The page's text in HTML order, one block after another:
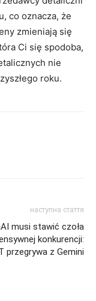
co oznacza, że
zmieniają się
Ci się spodoba,
nie
roku.
наступна стаття
musi stawić czoła
konkurencji:
przegrywa z Gemini